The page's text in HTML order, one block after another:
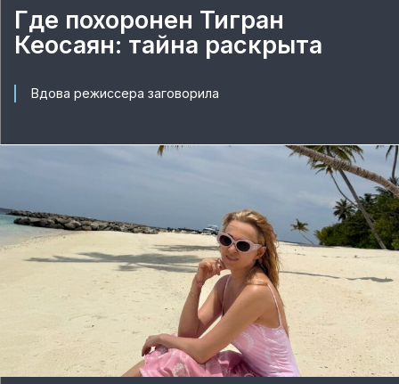
Где похоронен Тигран
Кеосаян: тайна раскрыта
Вдова режиссера заговорила